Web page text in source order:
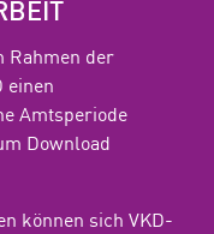
Rahmen der
einen
Amtsperiode
Download
können sich VKD-